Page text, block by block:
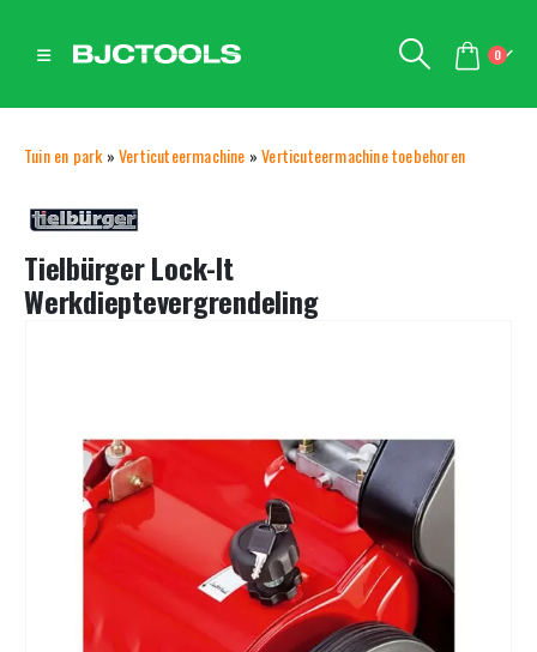
0
Tuin en park »Verticuteermachine »Verticuteermachine toebehoren
Tielbürger Lock-It
Werkdieptevergrendeling